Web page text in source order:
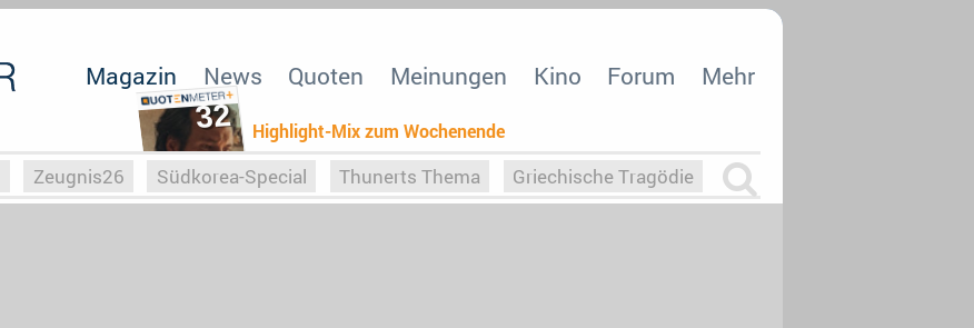
32 Highlight-Mix zum Wochenende
Magazin News Quoten Meinungen Kino Forum Mehr
Zeugnis26 Südkorea-Special Thunerts Thema Griechische Tragödie